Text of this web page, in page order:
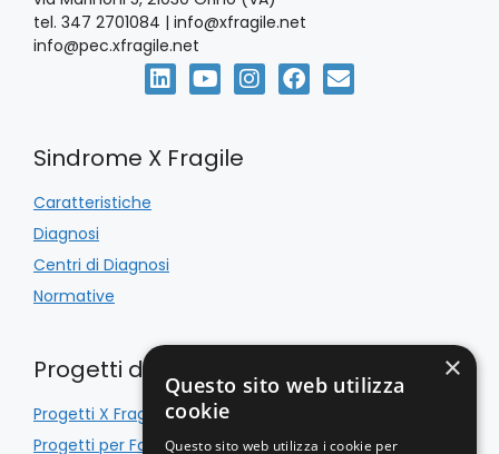
tel. 347 2701084 | info@xfragile.net
info@pec.xfragile.net
Sindrome X Fragile
Caratteristiche
Diagnosi
Centri di Diagnosi
Normative
Progetti di Inclusione
Progetti X Fragile
Progetti per Famiglie
×
Questo sito web utilizza
cookie
Questo sito web utilizza i cookie per